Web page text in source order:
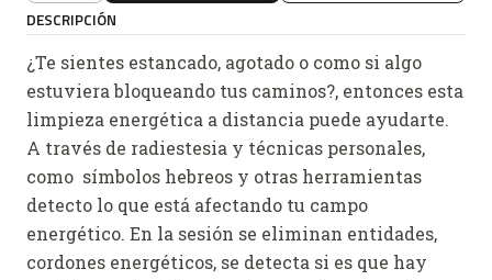
DESCRIPCIÓN
¿Te sientes estancado, agotado o como si algo
estuviera bloqueando tus caminos?, entonces esta
limpieza energética a distancia puede ayudarte.
A través de radiestesia y técnicas personales,
como símbolos hebreos y otras herramientas
detecto lo que está afectando tu campo
energético. En la sesión se eliminan entidades,
cordones energéticos, se detecta si es que hay